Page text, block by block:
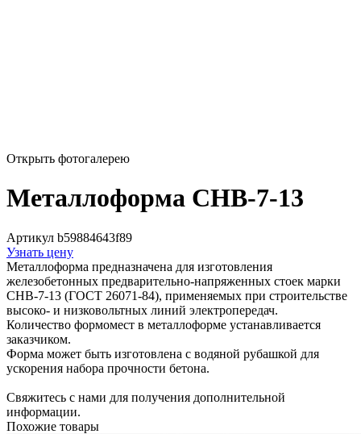
Открыть фотогалерею
Металлоформа СНВ-7-13
Артикул b59884643f89
Узнать цену
Металлоформа предназначена для изготовления
железобетонных предварительно-напряженных стоек марки
СНВ-7-13 (ГОСТ 26071-84), применяемых при строительстве
высоко- и низковольтных линий электропередач.
Количество формомест в металлоформе устанавливается
заказчиком.
Форма может быть изготовлена с водяной рубашкой для
ускорения набора прочности бетона.
Свяжитесь с нами для получения дополнительной
информации.
Похожие товары